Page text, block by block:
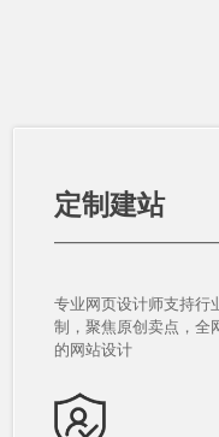
定制建站
专业网页设计师支持行
制，聚焦原创卖点，全
的网站设计
定制建站
专业网页设计师支持行
制，聚焦原创卖点，全
的网站设计